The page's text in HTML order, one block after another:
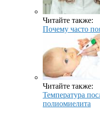
Читайте также:
Почему часто
Читайте также:
Температура
полиомиелита